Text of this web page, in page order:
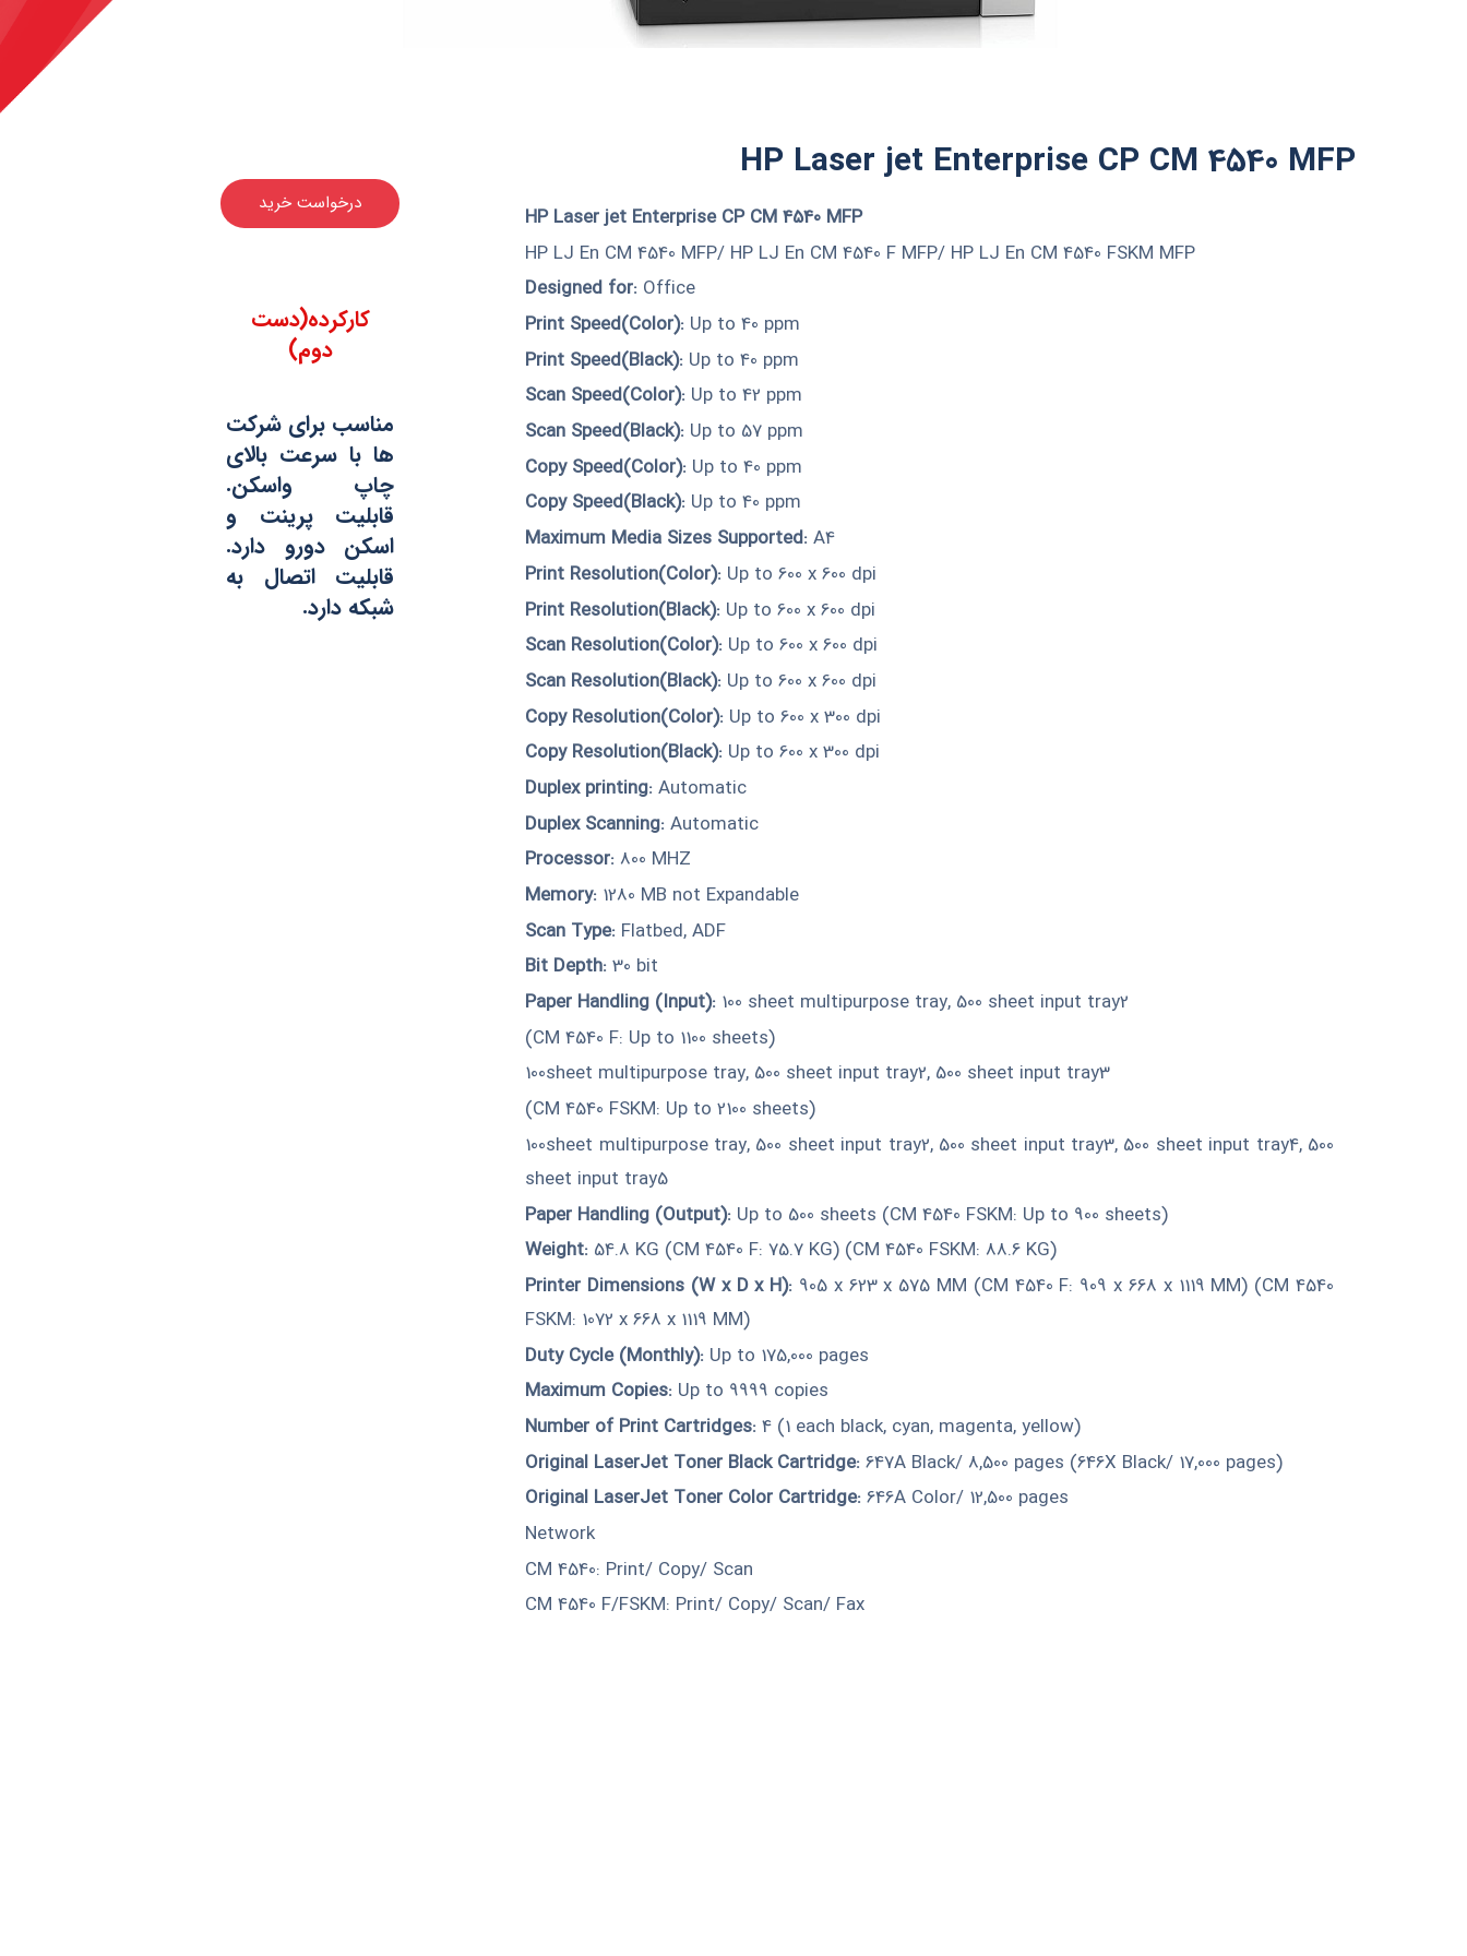
HP Laser jet Enterprise CP CM 4540 MFP​
HP Laser jet Enterprise CP CM 4540 MFP
HP LJ En CM 4540 MFP/ HP LJ En CM 4540 F MFP/ HP LJ En CM 4540 FSKM MFP
Designed for: Office
Print Speed(Color): Up to 40 ppm
Print Speed(Black): Up to 40 ppm
Scan Speed(Color): Up to 42 ppm
Scan Speed(Black): Up to 57 ppm
Copy Speed(Color): Up to 40 ppm
Copy Speed(Black): Up to 40 ppm
Maximum Media Sizes Supported:A4
Print Resolution(Color): Up to 600 x 600 dpi
Print Resolution(Black): Up to 600 x 600 dpi
Scan Resolution(Color): Up to 600 x 600 dpi
Scan Resolution(Black): Up to 600 x 600 dpi
Copy Resolution(Color): Up to 600 x 300 dpi
Copy Resolution(Black): Up to 600 x 300 dpi
Duplex printing:Automatic
Duplex Scanning:Automatic
Processor: 800 MHZ
Memory: 1280 MB not Expandable
Scan Type: Flatbed, ADF
Bit Depth:30 bit
Paper Handling (Input): 100 sheet multipurpose tray, 500 sheet input tray2
(CM 4540 F: Up to 1100 sheets)
100sheet multipurpose tray, 500 sheet input tray2, 500 sheet input tray3
(CM 4540 FSKM: Up to 2100 sheets)
100sheet multipurpose tray, 500 sheet input tray2, 500 sheet input tray3, 500 sheet input tray4, 500
sheet input tray5
Paper Handling (Output): Up to 500 sheets (CM 4540 FSKM: Up to 900 sheets)
Weight: 54.8 KG (CM 4540 F: 75.7 KG) (CM 4540 FSKM: 88.6 KG)
Printer Dimensions (W x D x H): 905 x 623 x 575 MM (CM 4540 F: 909 x 668 x 1119 MM) (CM 4540
FSKM: 1072 x 668 x 1119 MM)
Duty Cycle (Monthly): Up to 175,000 pages
Maximum Copies: Up to 9999 copies
Number of Print Cartridges:4 (1 each black, cyan, magenta, yellow)
Original LaserJet Toner Black Cartridge:647A Black/ 8,500 pages (646X Black/ 17,000 pages)
Original LaserJet Toner Color Cartridge:646A Color/ 12,500 pages
Network
CM 4540: Print/ Copy/ Scan
CM 4540 F/FSKM: Print/ Copy/ Scan/ Fax
درخواست خرید
کارکرده(دست
دوم)
مناسب برای شرکت
ها با سرعت بالای
چاپ واسکن.
قابلیت پرینت و
اسکن دورو دارد.
قابلیت اتصال به
شبکه دارد.